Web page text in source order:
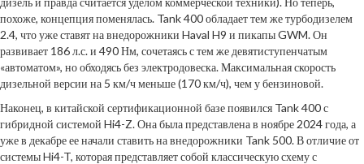
похоже, концепция поменялась. Tank 400 обладает тем же турбодизелем
2.4, что уже ставят на внедорожники Haval H9 и пикапы GWM. Он
развивает 186 л.с. и 490 Нм, сочетаясь с тем же девятиступенчатым
«автоматом», но обходясь без электродовеска. Максимальная скорость
дизельной версии на 5 км/ч меньше (170 км/ч), чем у бензиновой.
Наконец, в китайской сертификационной базе появился Tank 400 с
гибридной системой Hi4-Z. Она была представлена в ноябре 2024 года, а
уже в декабре ее начали ставить на внедорожники Tank 500. В отличие от
системы Hi4-T, которая представляет собой классическую схему с